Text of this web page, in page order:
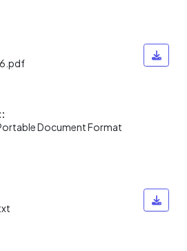
Document Format